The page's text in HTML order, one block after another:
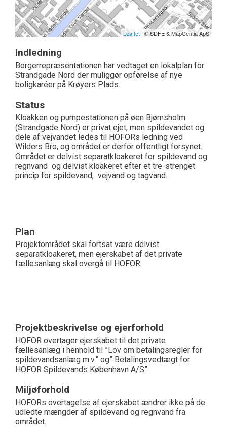
Leaflet | © SDFE & MapCentia ApS
Indledning
Borgerrepræsentationen har vedtaget en lokalplan for
Strandgade Nord der muliggør opførelse af nye
boligkaréer på Krøyers Plads.
Status
Kloakken og pumpestationen på øen Bjørnsholm
(Strandgade Nord) er privat ejet, men spildevandet og
dele af vejvandet ledes til HOFORs ledning ved
Wilders Bro, og området er derfor offentligt forsynet.
Området er delvist separatkloakeret for spildevand og
regnvand og delvist kloakeret efter et tre-strenget
princip for spildevand, vejvand og tagvand.
Plan
Projektområdet skal fortsat være delvist
separatkloakeret, men ejerskabet af det private
fællesanlæg skal overgå til HOFOR.
Projektbeskrivelse og ejerforhold
HOFOR overtager ejerskabet til det private
fællesanlæg i henhold til ”Lov om betalingsregler for
spildevandsanlæg m.v.” og” Betalingsvedtægt for
HOFOR Spildevands København A/S”.
Miljøforhold
HOFORs overtagelse af ejerskabet ændrer ikke på de
udledte mængder af spildevand og regnvand fra
området.